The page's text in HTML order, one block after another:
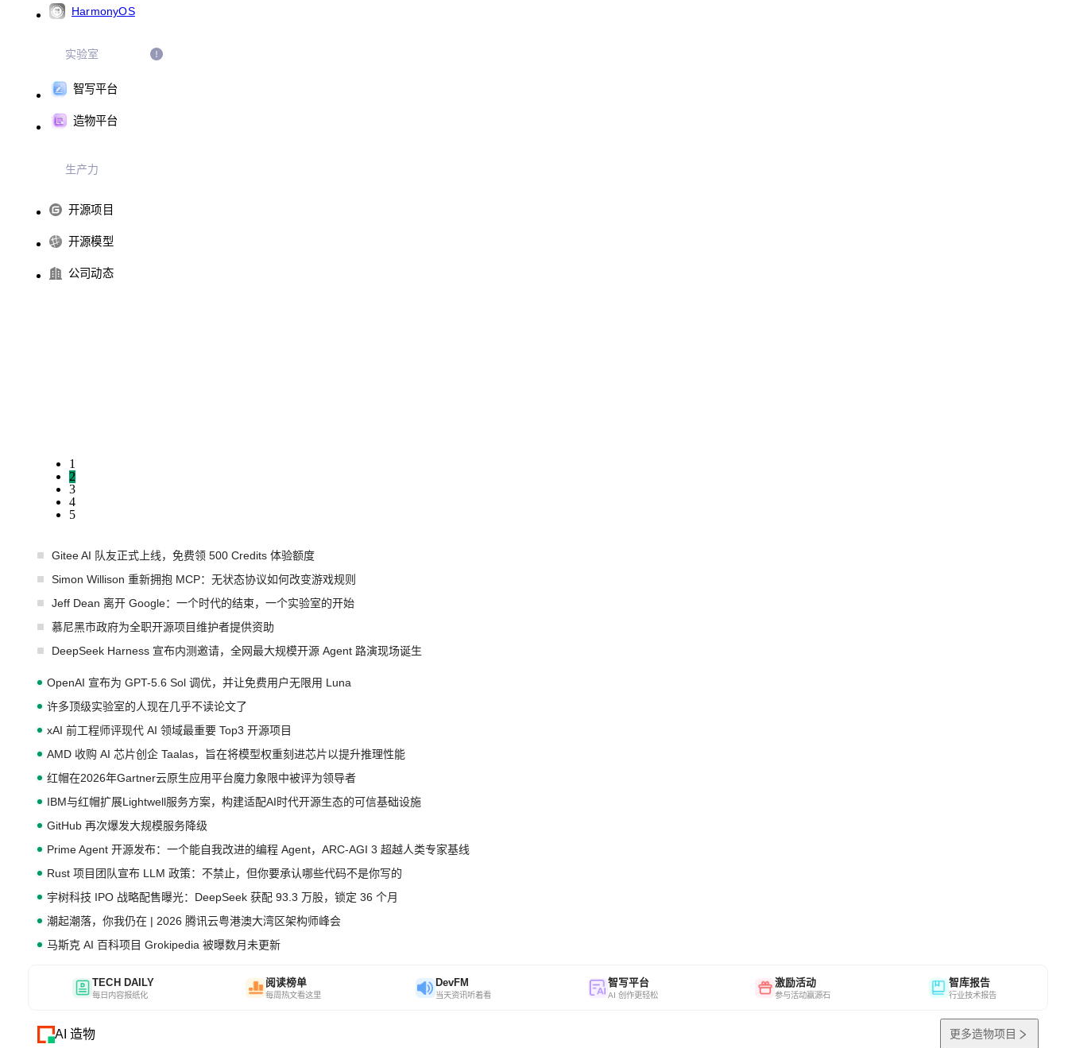
HarmonyOS
实验室
智写平台
造物平台
生产力
开源项目
开源模型
公司动态
1
2
3
4
5
Gitee AI 队友正式上线，免费领 500 Credits 体验额度
Simon Willison 重新拥抱 MCP：无状态协议如何改变游戏规则
Jeff Dean 离开 Google：一个时代的结束，一个实验室的开始
慕尼黑市政府为全职开源项目维护者提供资助
DeepSeek Harness 宣布内测邀请，全网最大规模开源 Agent 路演现场诞生
OpenAI 宣布为 GPT-5.6 Sol 调优，并让免费用户无限用 Luna
许多顶级实验室的人现在几乎不读论文了
xAI 前工程师评现代 AI 领域最重要 Top3 开源项目
AMD 收购 AI 芯片创企 Taalas，旨在将模型权重刻进芯片以提升推理性能
红帽在2026年Gartner云原生应用平台魔力象限中被评为领导者
IBM与红帽扩展Lightwell服务方案，构建适配AI时代开源生态的可信基础设施
GitHub 再次爆发大规模服务降级
Prime Agent 开源发布：一个能自我改进的编程 Agent，ARC-AGI 3 超越人类专家基线
Rust 项目团队宣布 LLM 政策：不禁止，但你要承认哪些代码不是你写的
宇树科技 IPO 战略配售曝光：DeepSeek 获配 93.3 万股，锁定 36 个月
潮起潮落，你我仍在 | 2026 腾讯云粤港澳大湾区架构师峰会
马斯克 AI 百科项目 Grokipedia 被曝数月未更新
TECH DAILY
每日内容报纸化
阅读榜单
每周热文看这里
DevFM
当天资讯听着看
智写平台
AI 创作更轻松
激励活动
参与活动赢源石
智库报告
行业技术报告
AI 造物 更多造物项目